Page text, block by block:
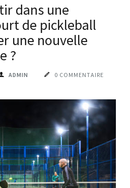
dans une
de pickleball
une nouvelle
?
ADMIN 0 COMMENTAIRE